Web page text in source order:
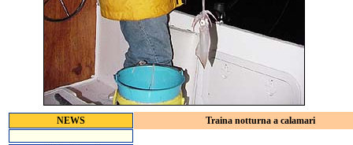
NEWS Traina notturna a calamari